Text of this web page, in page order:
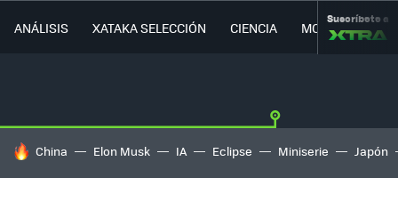
ANÁLISIS XATAKA SELECCIÓN CIENCIA MOVILIDAD
Suscríbete a
HOY SE HABLA DE
China Elon Musk IA Eclipse Miniserie Japón